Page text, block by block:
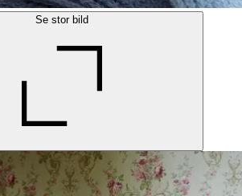
Se stor bild